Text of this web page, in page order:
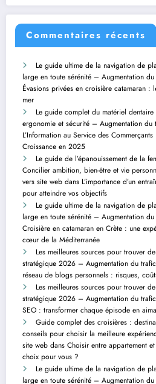
Commentaires récents
Le guide ultime de la navigation de
large en toute sérénité – Augmentation
Évasions privées en croisière catamaran :
mer
Le guide complet du matériel
ergonomie et sécurité – Augmentation du
L’Information au Service des
Croissance en 2025
Le guide de l’épanouissement de la
Concilier ambition, bien-être et vie
vers site web dans L’importance d’un
pour atteindre vos objectifs
Le guide ultime de la navigation de
large en toute sérénité – Augmentation
Croisière en catamaran en Crète : une
cœur de la Méditerranée
Les meilleures sources pour trouver
stratégique 2026 – Augmentation du
réseau de blogs personnels : risques,
Les meilleures sources pour trouver
stratégique 2026 – Augmentation du
SEO : transformer chaque épisode en
Guide complet des croisières :
conseils pour choisir la meilleure
site web dans Choisir entre appartement
choix pour vous ?
Le guide ultime de la navigation de
large en toute sérénité – Augmentation